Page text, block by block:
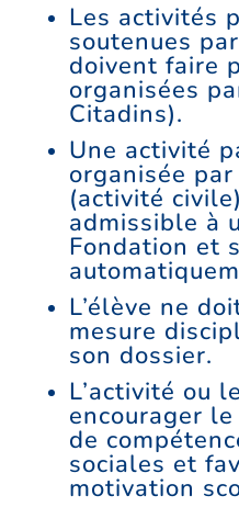
Les activités
soutenues
doivent faire
organisées
Citadins).
Une activité
organisée
(activité
admissible à
Fondation et
L’élève ne
mesure
son dossier.
L’activité ou
encourager
de
sociales et
motivation